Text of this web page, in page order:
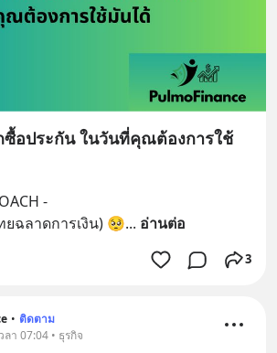
อประกัน ในวันที่คุณต้องการใช้
-
ฉลาดการเงิน) 🥺... อ่านต่อ
3
• ติดตาม
ลา 07:04 • ธุรกิจ